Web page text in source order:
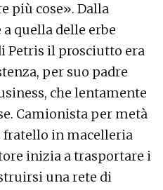
più cose». Dalla
quella delle erbe
Petris il prosciutto era
per suo padre
che lentamente
Camionista per metà
fratello in macelleria
inizia a trasportare i
una rete di